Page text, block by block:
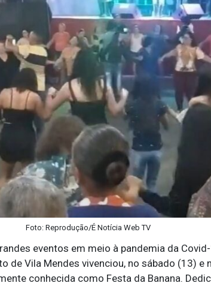
Foto: Reprodução/É Notícia Web TV
eventos em meio à pandemia da
de Vila Mendes vivenciou, no sábado (13) e
conhecida como Festa da Banana.